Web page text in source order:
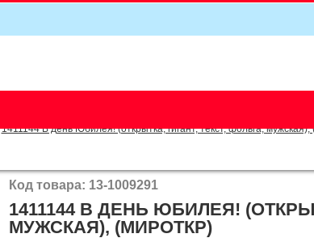
1411144 В день Юбилея! (открытка, гигант, текст, фольга,
Код товара: 13-1009291
1411144 В ДЕНЬ ЮБИЛЕЯ!
МУЖСКАЯ), (МИРОТКР)